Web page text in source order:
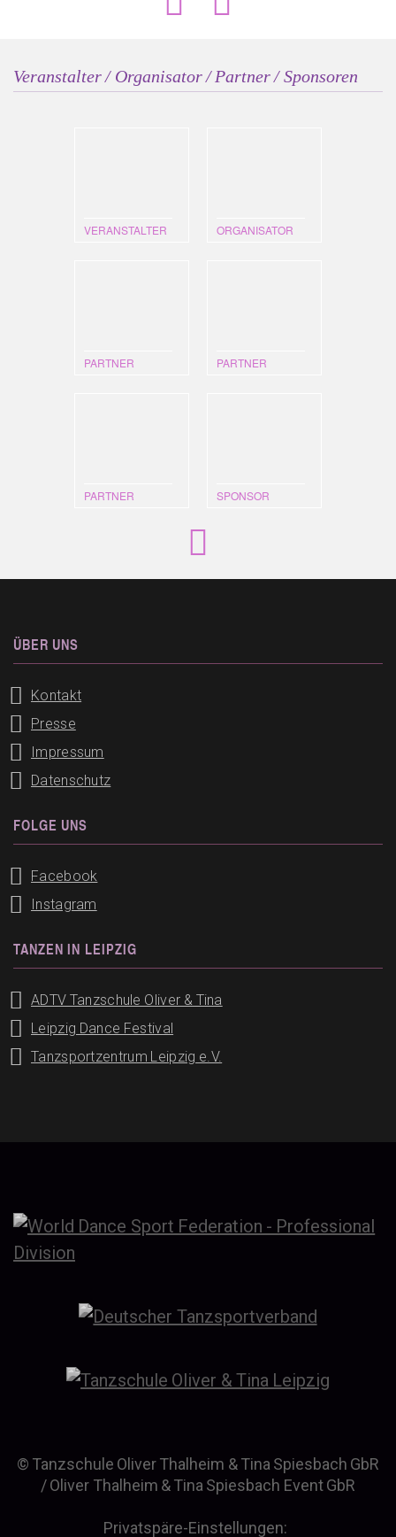
Veranstalter / Organisator / Partner / Sponsoren
VERANSTALTER ORGANISATOR
PARTNER PARTNER
PARTNER SPONSOR
ÜBER UNS
Kontakt
Presse
Impressum
Datenschutz
FOLGE UNS
Facebook
Instagram
TANZEN IN LEIPZIG
ADTV Tanzschule Oliver & Tina
Leipzig Dance Festival
Tanzsportzentrum Leipzig e.V.
© Tanzschule Oliver Thalheim & Tina Spiesbach GbR
/ Oliver Thalheim & Tina Spiesbach Event GbR
Privatspäre-Einstellungen: